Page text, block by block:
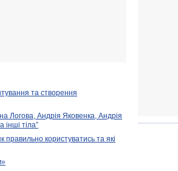
та створення
Логова, Андрія Яковенка, Андрія
інші тіла”
правильно користуватись та які